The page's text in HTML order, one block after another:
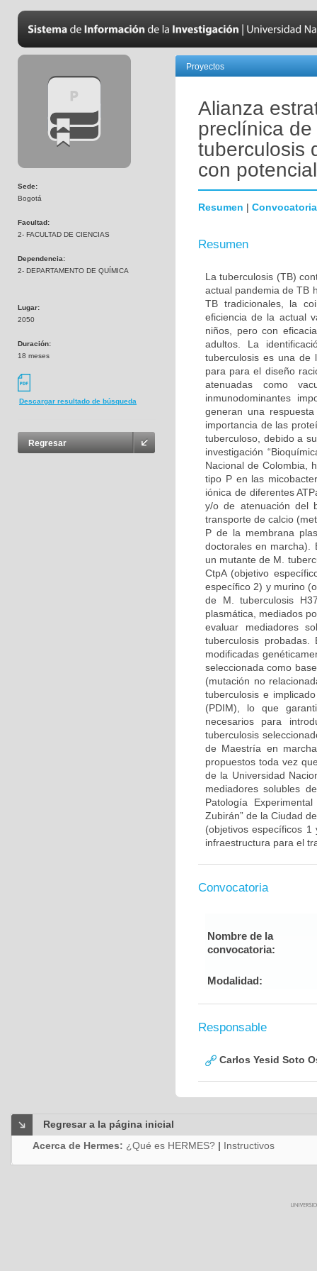
Sede:
Bogotá
Facultad:
2- FACULTAD DE CIENCIAS
Dependencia:
2- DEPARTAMENTO DE QUÍMICA
Lugar:
2050
Duración:
18 meses
Descargar resultado de búsqueda
Regresar
Proyectos
Alianza
preclínica
tuberculosis
con
Resumen | Convocatoria
Resumen
La tuberculosis (TB)
actual pandemia de TB
TB tradicionales, la
eficiencia de la actual
niños, pero con
adultos. La
tuberculosis es una de
para para el diseño
atenuadas como
inmunodominantes
generan una
importancia de las
tuberculoso, debido a
investigación
Nacional de Colombia,
tipo P en las
iónica de diferentes
y/o de atenuación del
transporte de calcio
P de la membrana
doctorales en marcha).
un mutante de M.
CtpA (objetivo
específico 2) y murino
de M. tuberculosis
plasmática, mediados
evaluar mediadores
tuberculosis
modificadas
seleccionada como
(mutación no
tuberculosis e
(PDIM), lo que
necesarios para
tuberculosis
de Maestría en
propuestos toda vez
de la Universidad
mediadores solubles
Patología
Zubirán” de la Ciudad
(objetivos específicos
infraestructura para el
Convocatoria
Nombre de la
convocatoria:
Modalidad:
Responsable
Carlos Yesid Soto
Regresar a la página inicial
Acerca de Hermes: ¿Qué es HERMES? | Instructivos